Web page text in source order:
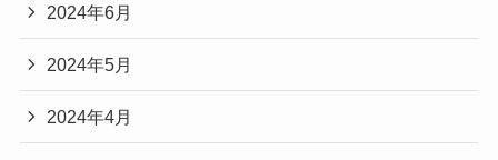
2024年6月
2024年5月
2024年4月